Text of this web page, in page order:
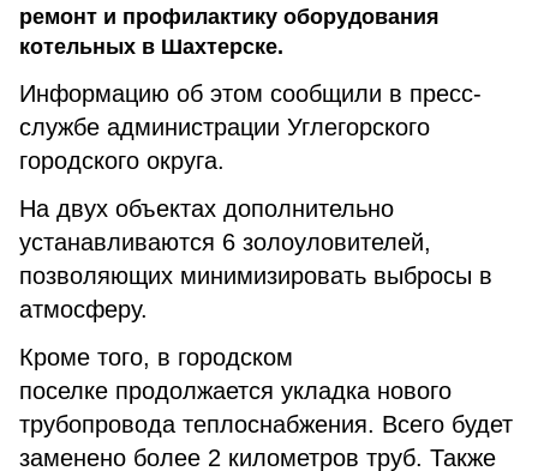
ремонт и профилактику оборудования
котельных в Шахтерске.
Информацию об этом сообщили в пресс-
службе администрации Углегорского
городского округа.
На двух объектах дополнительно
устанавливаются 6 золоуловителей,
позволяющих минимизировать выбросы в
атмосферу.
Кроме того, в городском
поселке продолжается укладка нового
трубопровода теплоснабжения. Всего будет
заменено более 2 километров труб. Также